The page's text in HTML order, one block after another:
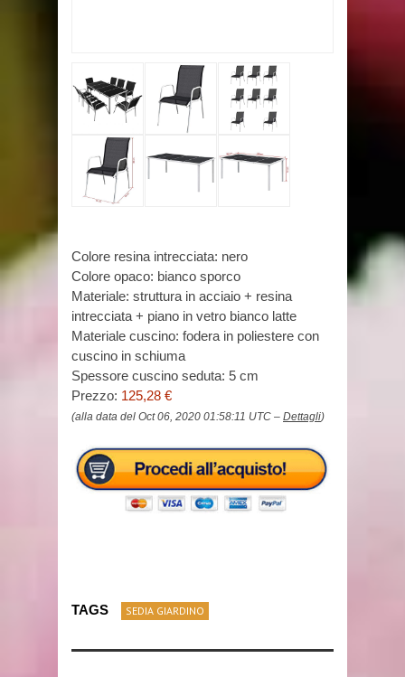
Colore resina intrecciata: nero
Colore opaco: bianco sporco
Materiale: struttura in acciaio + resina
intrecciata + piano in vetro bianco latte
Materiale cuscino: fodera in poliestere con
cuscino in schiuma
Spessore cuscino seduta: 5 cm
Prezzo: 125,28 €
(alla data del Oct 06, 2020 01:58:11 UTC – Dettagli)
TAGS SEDIA GIARDINO